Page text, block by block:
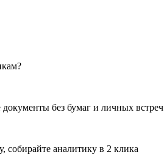
без бумаг и личных встреч
собирайте аналитику в 2 клика